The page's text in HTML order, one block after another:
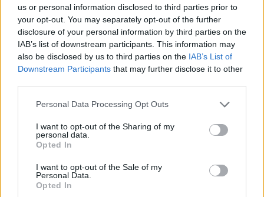
us or personal information disclosed to third parties prior to
your opt-out. You may separately opt-out of the further
disclosure of your personal information by third parties on the
IAB’s list of downstream participants. This information may
also be disclosed by us to third parties on the IAB’s List of
Downstream Participants that may further disclose it to other
Please note that this website/app uses one or more Google
not limited to your visit or usage behaviour. You may click to
grant or deny consent to Google and its third-party tags to
use your data for below specified purposes in below Google
consent section.
Personal Data Processing Opt Outs
I want to opt-out of the Sharing of my
personal data.
Opted In
I want to opt-out of the Sale of my
Personal Data.
Opted In
Σχολίασε εδώ
50 /50
Υποβολή σχολίου